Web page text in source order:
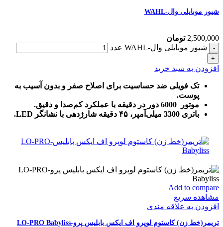
شیور موبایلی وال-WAHL
2,500,000 تومان
شیور موبایلی وال-WAHL عدد
افزودن به سبد خرید
تک فویلی ضد حساسیت برای اصلاح صفر و بدون آسیب به
پوست.
موتور 6000 دور در دقیقه با عملکرد کم‌صدا و دقیق.
باتری 3300 میلی‌آمپر، ۴۵ دقیقه شارژدهی با نشانگر LED.
Add to compare
مشاهده سریع
افزودن به علاقه مندی
تریمر(خط زن) کاستوم لوپرو اف ایکس بابلیس پرو-LO-PRO Babyliss